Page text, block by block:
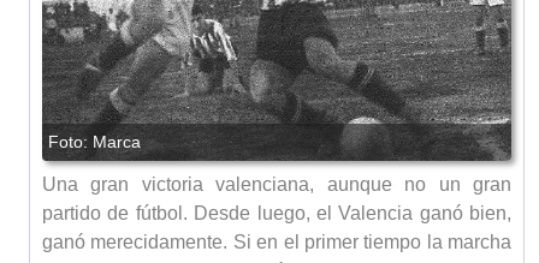
Una gran victoria valenciana, aunque no un gran
partido de fútbol. Desde luego, el Valencia ganó bien,
ganó merecidamente. Si en el primer tiempo la marcha